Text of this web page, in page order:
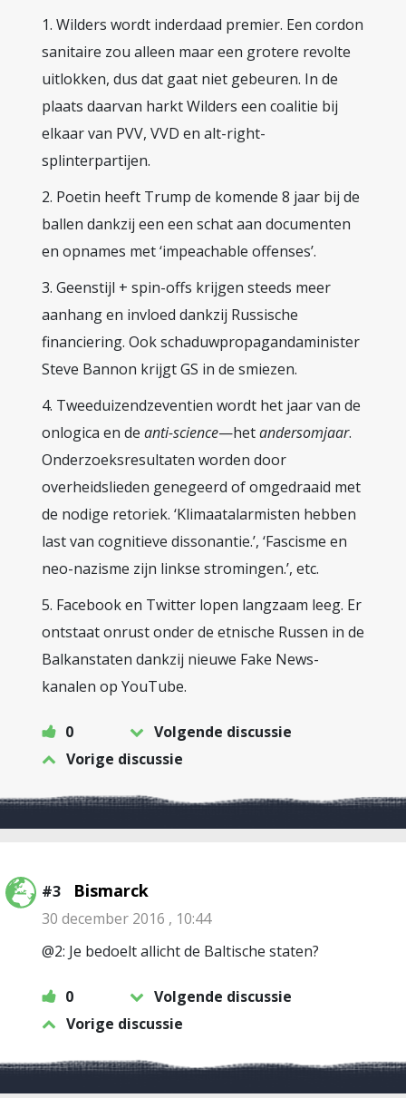
1. Wilders wordt inderdaad premier. Een cordon
sanitaire zou alleen maar een grotere revolte
uitlokken, dus dat gaat niet gebeuren. In de
plaats daarvan harkt Wilders een coalitie bij
elkaar van PVV, VVD en alt-right-
splinterpartijen.
2. Poetin heeft Trump de komende 8 jaar bij de
ballen dankzij een een schat aan documenten
en opnames met ‘impeachable offenses’.
3. Geenstijl + spin-offs krijgen steeds meer
aanhang en invloed dankzij Russische
financiering. Ook schaduwpropagandaminister
Steve Bannon krijgt GS in de smiezen.
4. Tweeduizendzeventien wordt het jaar van de
onlogica en de anti-science—hetandersomjaar.
Onderzoeksresultaten worden door
overheidslieden genegeerd of omgedraaid met
de nodige retoriek. ‘Klimaatalarmisten hebben
last van cognitieve dissonantie.’, ‘Fascisme en
neo-nazisme zijn linkse stromingen.’, etc.
5. Facebook en Twitter lopen langzaam leeg. Er
ontstaat onrust onder de etnische Russen in de
Balkanstaten dankzij nieuwe Fake News-
kanalen op YouTube.
0
Volgende discussie
Vorige discussie
#3 Bismarck
30 december 2016 , 10:44
@2: Je bedoelt allicht de Baltische staten?
0
Volgende discussie
Vorige discussie